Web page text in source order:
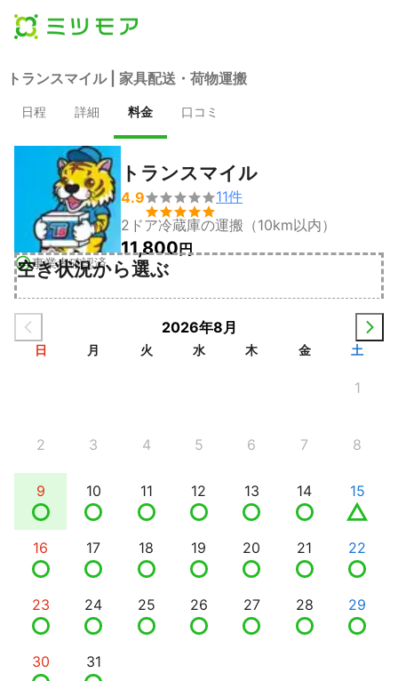
トランスマイル | 家具配送・荷物運搬
日程 詳細 料金 口コミ
事業者確認済
トランスマイル
4.9

11件
2ドア冷蔵庫の運搬（10km以内）
11,800円
空き状況から選ぶ
2026年8月
日 月 火 水 木 金 土
1
2 3 4 5 6 7 8
9 10 11 12 13 14 15
16 17 18 19 20 21 22
23 24 25 26 27 28 29
30 31